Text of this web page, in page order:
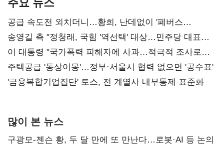
공급 속도전 외치더니…황희, 난데없이 '폐버스
리모델링' 제안
송영길 측 "정청래, 국힘 '역선택' 대상…민주당 대표로
총선 지휘 못해"
이 대통령 "국가폭력 피해자에 사과…적극적 조사로
진실 밝혀야"
주택공급 '동상이몽'…정부·서울시 협력 없으면 '공수표'
'금융복합기업집단' 토스, 전 계열사 내부통제 표준화
많이 본 뉴스
구광모-젠슨 황, 두 달 만에 또 만난다…로봇·AI 등 논의